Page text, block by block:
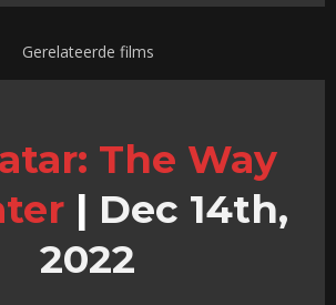
Gerelateerde films
The Way
| Dec 14th,
2022